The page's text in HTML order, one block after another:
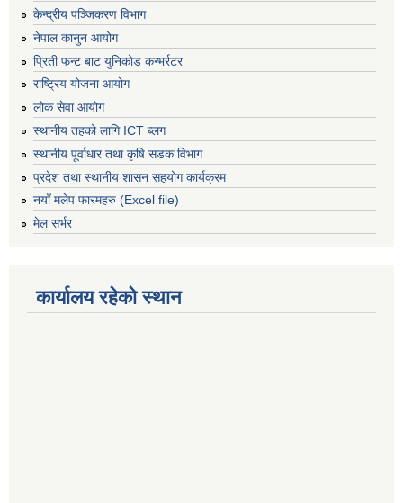
केन्द्रीय पञ्जिकरण विभाग
नेपाल कानुन आयोग
प्रिती फन्ट बाट युनिकोड कन्भर्रटर
राष्ट्रिय योजना आयोग
लोक सेवा आयोग
स्थानीय तहको लागि ICT ब्लग
स्थानीय पूर्वाधार तथा कृषि सडक विभाग
प्रदेश तथा स्थानीय शासन सहयोग कार्यक्रम
नयाँ मलेप फारमहरु (Excel file)
मेल सर्भर
कार्यालय रहेको स्थान